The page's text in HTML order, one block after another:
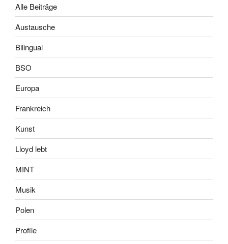
Alle Beiträge
Austausche
Bilingual
BSO
Europa
Frankreich
Kunst
Lloyd lebt
MINT
Musik
Polen
Profile